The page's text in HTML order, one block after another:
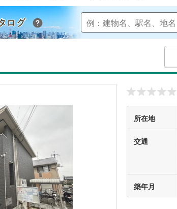
Yahoo!不動産 マンションカタログ
所在地
交通
築年月